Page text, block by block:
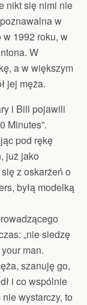
nikt się nimi nie
w
w 1992 roku, w
W
a w większym
jej męża.
i Bill pojawili
Minutes”.
pod rękę
już jako
z oskarżeń o
byłą modelką
„nie siedzę
man.
szanuję go,
i co wspólnie
wystarczy, to